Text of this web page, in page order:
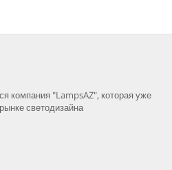
компания "LampsAZ", которая уже
светодизайна